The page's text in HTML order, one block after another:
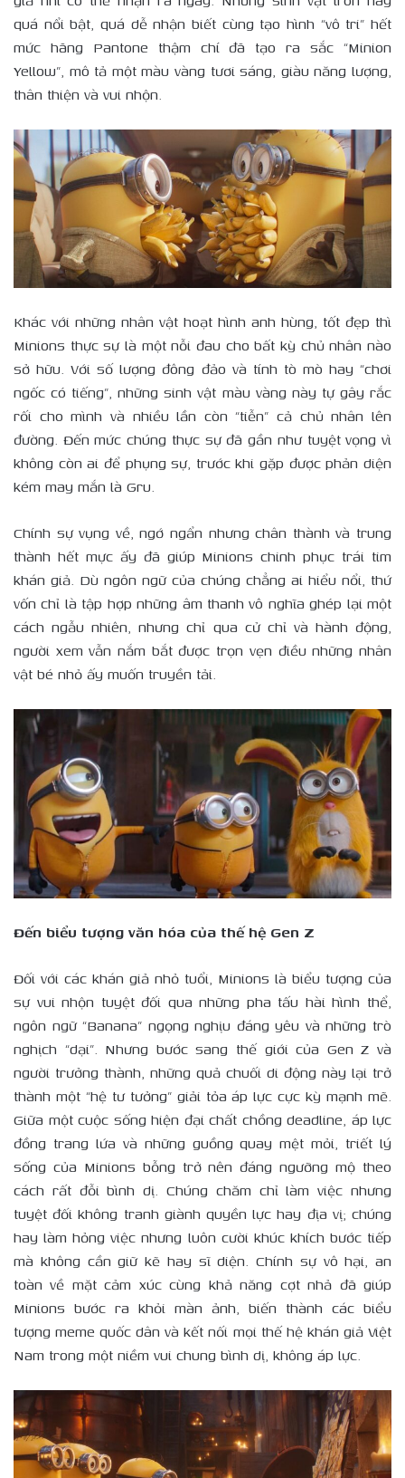
quá nổi bật, quá dễ nhận biết cùng tạo hình “vô tri” hết
mức hãng Pantone thậm chí đã tạo ra sắc “Minion
Yellow”, mô tả một màu vàng tươi sáng, giàu năng lượng,
thân thiện và vui nhộn.
Khác với những nhân vật hoạt hình anh hùng, tốt đẹp thì
Minions thực sự là một nỗi đau cho bất kỳ chủ nhân nào
sở hữu. Với số lượng đông đảo và tính tò mò hay “chơi
ngốc có tiếng”, những sinh vật màu vàng này tự gây rắc
rối cho mình và nhiều lần còn “tiễn” cả chủ nhân lên
đường. Đến mức chúng thực sự đã gần như tuyệt vọng vì
không còn ai để phụng sự, trước khi gặp được phản diện
kém may mắn là Gru.
Chính sự vụng về, ngớ ngẩn nhưng chân thành và trung
thành hết mực ấy đã giúp Minions chinh phục trái tim
khán giả. Dù ngôn ngữ của chúng chẳng ai hiểu nổi, thứ
vốn chỉ là tập hợp những âm thanh vô nghĩa ghép lại một
cách ngẫu nhiên, nhưng chỉ qua cử chỉ và hành động,
người xem vẫn nắm bắt được trọn vẹn điều những nhân
vật bé nhỏ ấy muốn truyền tải.
Đến biểu tượng văn hóa của thế hệ Gen Z
Đối với các khán giả nhỏ tuổi, Minions là biểu tượng của
sự vui nhộn tuyệt đối qua những pha tấu hài hình thể,
ngôn ngữ “Banana” ngọng nghịu đáng yêu và những trò
nghịch “dại”. Nhưng bước sang thế giới của Gen Z và
người trưởng thành, những quả chuối di động này lại trở
thành một “hệ tư tưởng” giải tỏa áp lực cực kỳ mạnh mẽ.
Giữa một cuộc sống hiện đại chất chồng deadline, áp lực
đồng trang lứa và những guồng quay mệt mỏi, triết lý
sống của Minions bỗng trở nên đáng ngưỡng mộ theo
cách rất đỗi bình dị. Chúng chăm chỉ làm việc nhưng
tuyệt đối không tranh giành quyền lực hay địa vị; chúng
hay làm hỏng việc nhưng luôn cười khúc khích bước tiếp
mà không cần giữ kẽ hay sĩ diện. Chính sự vô hại, an
toàn về mặt cảm xúc cùng khả năng cợt nhả đã giúp
Minions bước ra khỏi màn ảnh, biến thành các biểu
tượng meme quốc dân và kết nối mọi thế hệ khán giả Việt
Nam trong một niềm vui chung bình dị, không áp lực.